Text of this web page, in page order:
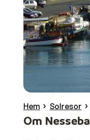
Hem Solresor
Om